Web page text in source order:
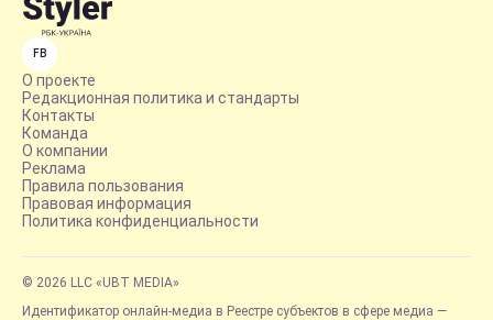
FB
О проекте
Редакционная политика и стандарты
Контакты
Команда
О компании
Реклама
Правила пользования
Правовая информация
Политика конфиденциальности
© 2026 LLC «UBT MEDIA»
Идентификатор онлайн-медиа в Реестре субъектов в сфере медиа —